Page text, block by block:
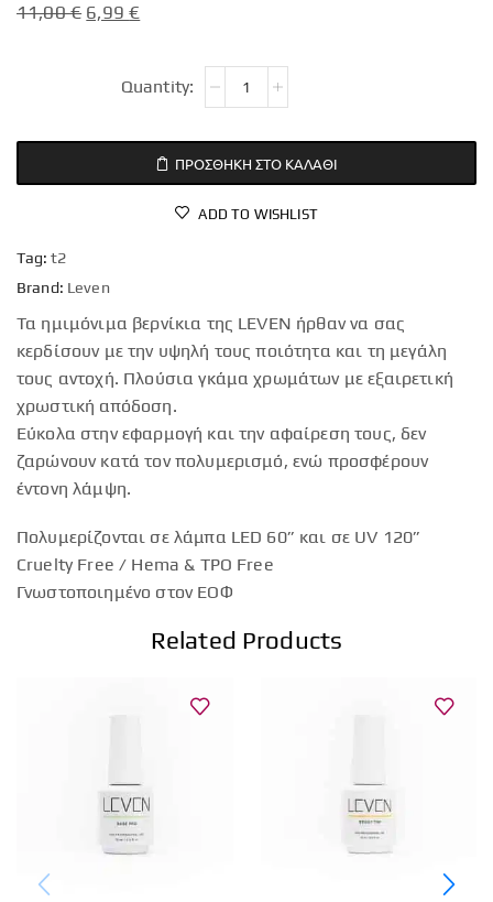
11,00€ 6,99€
ΠΡΟΣΘΉΚΗ ΣΤΟ ΚΑΛΆΘΙ
ADD TO WISHLIST
Tag: t2
Brand: Leven
Τα ημιμόνιμα βερνίκια της LEVEN ήρθαν να σας
κερδίσουν με την υψηλή τους ποιότητα και τη μεγάλη
τους αντοχή. Πλούσια γκάμα χρωμάτων με εξαιρετική
χρωστική απόδοση.
Εύκολα στην εφαρμογή και την αφαίρεση τους, δεν
ζαρώνουν κατά τον πολυμερισμό, ενώ προσφέρουν
έντονη λάμψη.
Πολυμερίζονται σε λάμπα LED 60” και σε UV 120”
Cruelty Free / Hema & TPO Free
Γνωστοποιημένο στον ΕΟΦ
Related Products